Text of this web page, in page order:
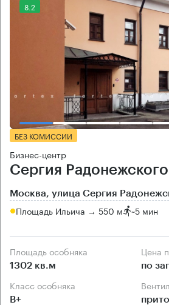
8.2
БЕЗ КОМИССИИ
Бизнес-центр
Сергия Радонежского
Москва, улица Сергия
Площадь Ильича → 550 м ~5 мин
Площадь особняка
1302 кв.м
Цена
по
Класс особняка
B+